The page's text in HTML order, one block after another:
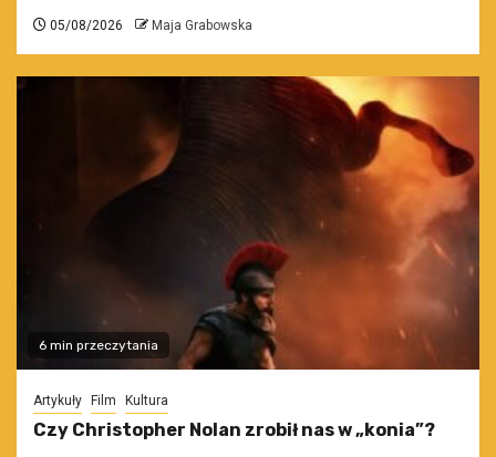
05/08/2026 Maja Grabowska
6 min przeczytania
Artykuły Film Kultura
Czy Christopher Nolan zrobił nas w „konia”?